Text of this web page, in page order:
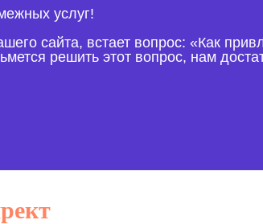
услуг!
сайта, встает вопрос: «Как
решить этот вопрос, нам